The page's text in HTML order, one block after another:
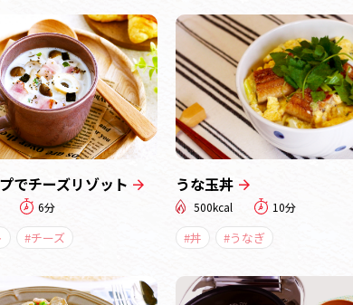
でチーズリゾット
6分
#チーズ
うな玉丼
500kcal 10分
#丼 #うなぎ